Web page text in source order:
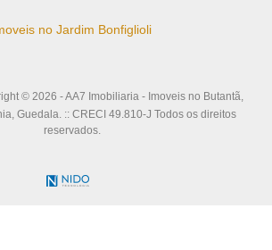
no Jardim Bonfiglioli
© 2026 - AA7 Imobiliaria - Imoveis no Butantã,
Guedala. :: CRECI 49.810-J Todos os direitos
reservados.